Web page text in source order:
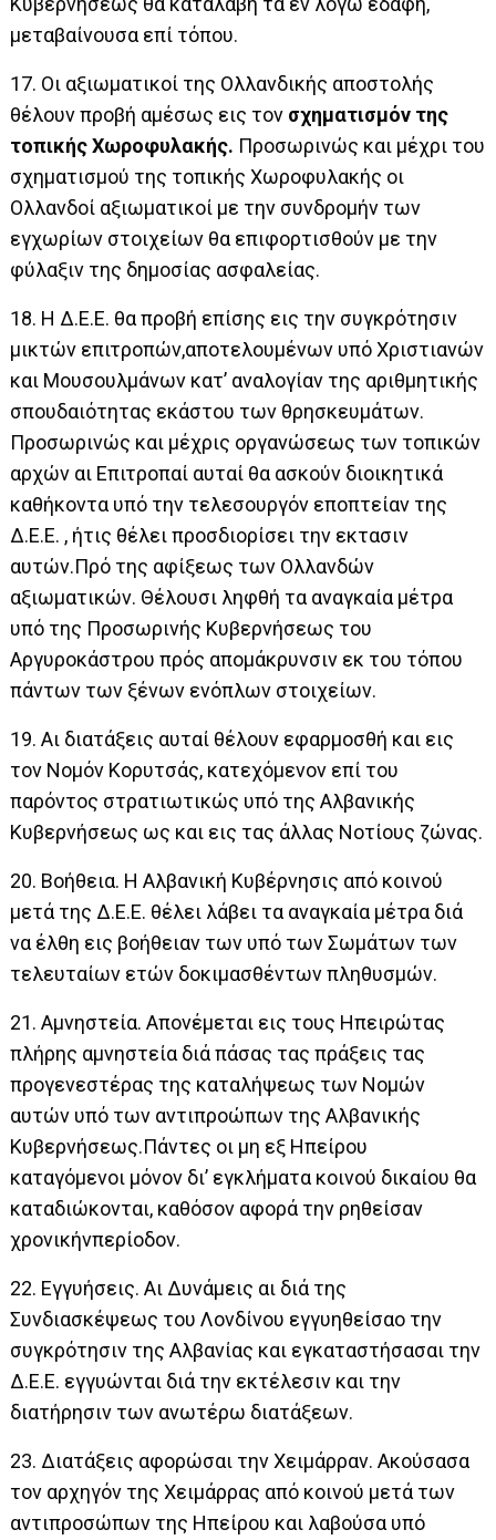
μεταβαίνουσα επί τόπου.
17. Οι αξιωματικοί της Ολλανδικής αποστολής
θέλουν προβή αμέσως εις τον σχηματισμόν της
τοπικής Χωροφυλακής. Προσωρινώς και μέχρι του
σχηματισμού της τοπικής Χωροφυλακής οι
Ολλανδοί αξιωματικοί με την συνδρομήν των
εγχωρίων στοιχείων θα επιφορτισθούν με την
φύλαξιν της δημοσίας ασφαλείας.
18. Η Δ.Ε.Ε. θα προβή επίσης εις την συγκρότησιν
μικτών επιτροπών,αποτελουμένων υπό Χριστιανών
και Μουσουλμάνων κατ’ αναλογίαν της αριθμητικής
σπουδαιότητας εκάστου των θρησκευμάτων.
Προσωρινώς και μέχρις οργανώσεως των τοπικών
αρχών αι Επιτροπαί αυταί θα ασκούν διοικητικά
καθήκοντα υπό την τελεσουργόν εποπτείαν της
Δ.Ε.Ε. , ήτις θέλει προσδιορίσει την εκτασιν
αυτών.Πρό της αφίξεως των Ολλανδών
αξιωματικών. Θέλουσι ληφθή τα αναγκαία μέτρα
υπό της Προσωρινής Κυβερνήσεως του
Αργυροκάστρου πρός απομάκρυνσιν εκ του τόπου
πάντων των ξένων ενόπλων στοιχείων.
19. Αι διατάξεις αυταί θέλουν εφαρμοσθή και εις
τον Νομόν Κορυτσάς, κατεχόμενον επί του
παρόντος στρατιωτικώς υπό της Αλβανικής
Κυβερνήσεως ως και εις τας άλλας Νοτίους ζώνας.
20. Βοήθεια. Η Αλβανική Κυβέρνησις από κοινού
μετά της Δ.Ε.Ε. θέλει λάβει τα αναγκαία μέτρα διά
να έλθη εις βοήθειαν των υπό των Σωμάτων των
τελευταίων ετών δοκιμασθέντων πληθυσμών.
21. Αμνηστεία. Απονέμεται εις τους Ηπειρώτας
πλήρης αμνηστεία διά πάσας τας πράξεις τας
προγενεστέρας της καταλήψεως των Νομών
αυτών υπό των αντιπροώπων της Αλβανικής
Κυβερνήσεως.Πάντες οι μη εξ Ηπείρου
καταγόμενοι μόνον δι’ εγκλήματα κοινού δικαίου θα
καταδιώκονται, καθόσον αφορά την ρηθείσαν
χρονικήνπερίοδον.
22. Εγγυήσεις. Αι Δυνάμεις αι διά της
Συνδιασκέψεως του Λονδίνου εγγυηθείσαο την
συγκρότησιν της Αλβανίας και εγκαταστήσασαι την
Δ.Ε.Ε. εγγυώνται διά την εκτέλεσιν και την
διατήρησιν των ανωτέρω διατάξεων.
23. Διατάξεις αφορώσαι την Χειμάρραν. Ακούσασα
τον αρχηγόν της Χειμάρρας από κοινού μετά των
αντιπροσώπων της Ηπείρου και λαβούσα υπό